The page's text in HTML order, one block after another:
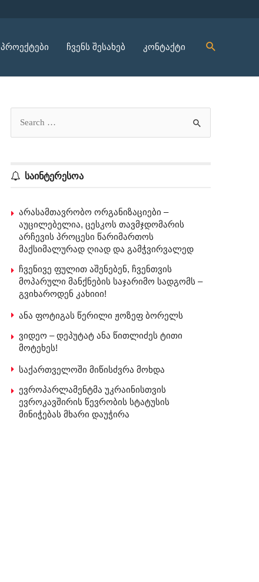
პროექტები ჩვენს შესახებ კონტაქტი
საინტერესოა
არასამთავრობო ორგანიზაციები –
აუცილებელია, ცესკოს თავმჯდომარის
არჩევის პროცესი წარიმართოს
მაქსიმალურად ღიად და გამჭვირვალედ
ჩვენივე ფულით აშენებენ, ჩვენთვის
მოპარული მანქნების საჯარიმო სადგომს –
გვიხაროდენ კახიიი!
ანა ფოტიგას წერილი ჟოზეფ ბორელს
ვიდეო – დეპუტატ ანა წითლიძეს ტითი
მოტეხეს!
საქართველოში მიწისძვრა მოხდა
ევროპარლამენტმა უკრაინისთვის
ევროკავშირის წევრობის სტატუსის
მინიჭებას მხარი დაუჭირა